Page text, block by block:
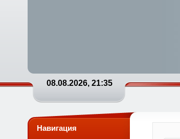
08.08.2026, 21:35
Навигация